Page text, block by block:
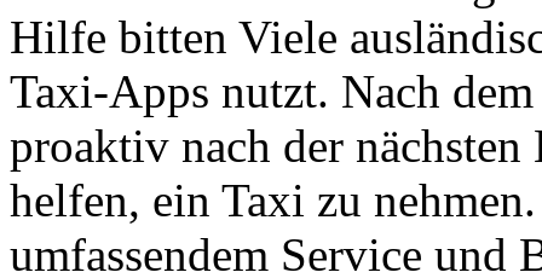
Hilfe bitten Viele
Taxi-Apps nutzt. Nach
proaktiv nach der
helfen, ein Taxi zu
umfassendem Service und